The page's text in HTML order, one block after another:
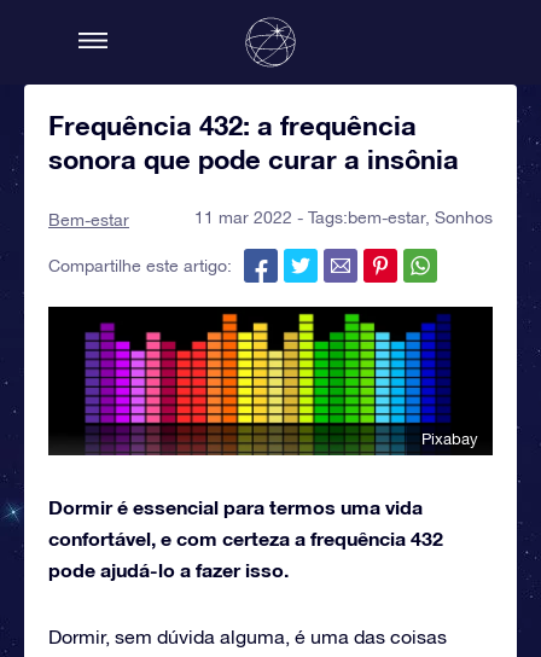
Frequência 432: a frequência
sonora que pode curar a insônia
Bem-estar 11 mar 2022 - Tags:bem-estar, Sonhos
Compartilhe este artigo:
Pixabay
Dormir é essencial para termos uma vida
confortável, e com certeza a frequência 432
pode ajudá-lo a fazer isso.
Dormir, sem dúvida alguma, é uma das coisas